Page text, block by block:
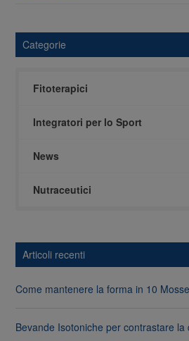
Categorie
Fitoterapici
Integratori per lo Sport
News
Nutraceutici
Articoli recenti
Come mantenere la forma in 10 Mosse
Bevande Isotoniche per contrastare la